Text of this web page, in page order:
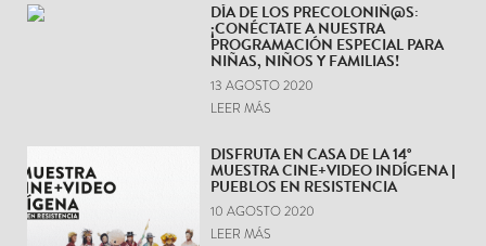
DÍA DE LOS PRECOLONIÑ@S:
¡CONÉCTATE A NUESTRA
PROGRAMACIÓN ESPECIAL PARA
NIÑAS, NIÑOS Y FAMILIAS!
13 AGOSTO 2020
LEER MÁS
DISFRUTA EN CASA DE LA 14°
MUESTRA CINE+VIDEO INDÍGENA |
PUEBLOS EN RESISTENCIA
10 AGOSTO 2020
LEER MÁS